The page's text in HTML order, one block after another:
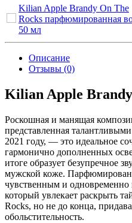
Kilian Apple Brandy On The
Rocks парфюмированная
50 мл
Описание
Отзывы (0)
Kilian Apple
Роскошная и манящая
представленная
2021 году, — это идеальное
гармонично дополненных
итоге образует безупречное
мужской коже.
чувственным и
который увлекает раскрыть
Rocks, но не до конца,
обольстительность.